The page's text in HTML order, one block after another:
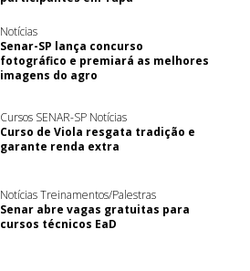
Notícias
Senar-SP lança concurso
fotográfico e premiará as melhores
imagens do agro
Cursos SENAR-SP Notícias
Curso de Viola resgata tradição e
garante renda extra
Notícias Treinamentos/Palestras
Senar abre vagas gratuitas para
cursos técnicos EaD